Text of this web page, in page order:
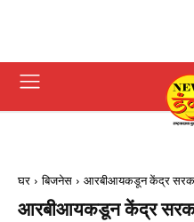
घर बिजनेस आरबीआयकडून केंद्र
आरबीआयकडून केंद्र